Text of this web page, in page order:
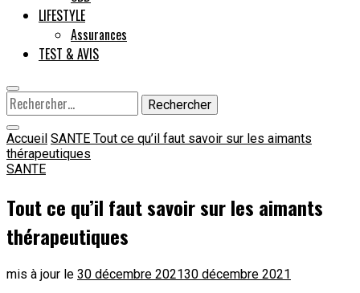
LIFESTYLE
Assurances
TEST & AVIS
Rechercher :
Accueil SANTE Tout ce qu’il faut savoir sur les aimants
thérapeutiques
SANTE
Tout ce qu’il faut savoir sur les aimants
thérapeutiques
mis à jour le 30 décembre 202130 décembre 2021